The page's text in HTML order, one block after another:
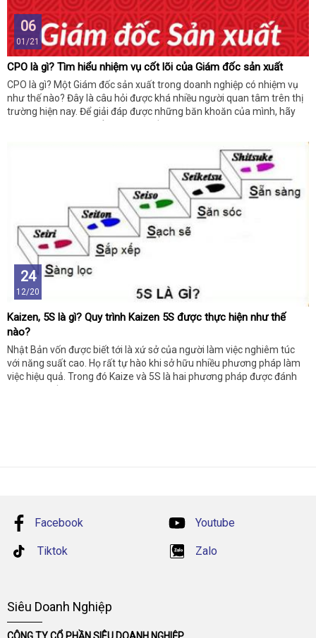
06
01/21
CPO là gì? Tìm hiểu nhiệm vụ cốt lõi của Giám đốc sản xuất
CPO là gì? Một Giám đốc sản xuất trong doanh nghiệp có nhiệm vụ
như thế nào? Đây là câu hỏi được khá nhiều người quan tâm trên thị
trường hiện nay. Để giải đáp được những băn khoăn của mình, hãy
24
12/20
Kaizen, 5S là gì? Quy trình Kaizen 5S được thực hiện như thế
nào?
Nhật Bản vốn được biết tới là xứ sở của người làm việc nghiêm túc
với năng suất cao. Họ rất tự hào khi sở hữu nhiều phương pháp làm
việc hiệu quả. Trong đó Kaize và 5S là hai phương pháp được đánh
Facebook Youtube
Tiktok Zalo
Siêu Doanh Nghiệp